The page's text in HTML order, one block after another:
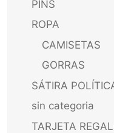
PINS
ROPA
CAMISETAS
GORRAS
SÁTIRA
sin categoria
TARJETA